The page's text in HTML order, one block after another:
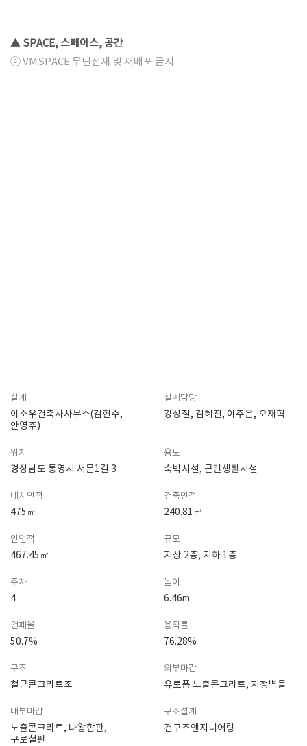
▲ SPACE, 스페이스, 공간
ⓒ VMSPACE 무단전재 및 재배포 금지
설계
이소우건축사사무소(김현수,
안영주)
설계담당
강상철, 김혜진, 이주은, 오재혁
위치
경상남도 통영시 서문1길 3
용도
숙박시설, 근린생활시설
대지면적
475㎡
건축면적
240.81㎡
연면적
467.45㎡
규모
지상 2층, 지하 1층
주차
4
높이
6.46m
건폐율
50.7%
용적률
76.28%
구조
철근콘크리트조
외부마감
유로폼 노출콘크리트, 지정벽돌
내부마감
노출콘크리트, 나왕합판,
구로철판
구조설계
건구조엔지니어링